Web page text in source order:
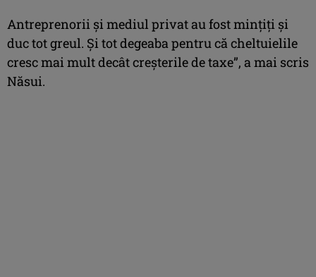
Antreprenorii și mediul privat au fost mințiți și
duc tot greul. Și tot degeaba pentru că cheltuielile
cresc mai mult decât creșterile de taxe”, a mai scris
Năsui.